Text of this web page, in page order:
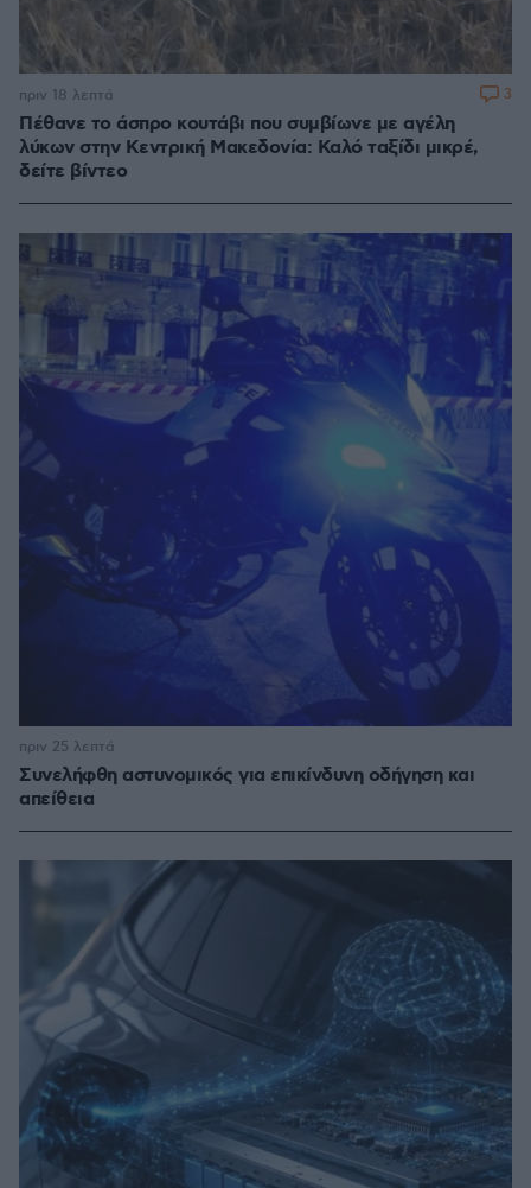
Πέθανε το άσπρο κουτάβι που συμβίωνε με αγέλη
λύκων στην Κεντρική Μακεδονία: Καλό ταξίδι μικρέ,
δείτε βίντεο
πριν 18 λεπτά 3
Συνελήφθη αστυνομικός για επικίνδυνη οδήγηση και
απείθεια
πριν 25 λεπτά